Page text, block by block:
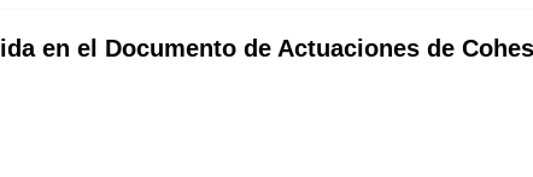
en el Documento de Actuaciones de